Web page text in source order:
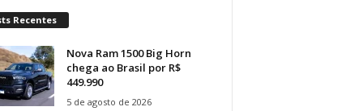
Recentes
Nova Ram 1500 Big Horn
chega ao Brasil por R$
449.990
5 de agosto de 2026